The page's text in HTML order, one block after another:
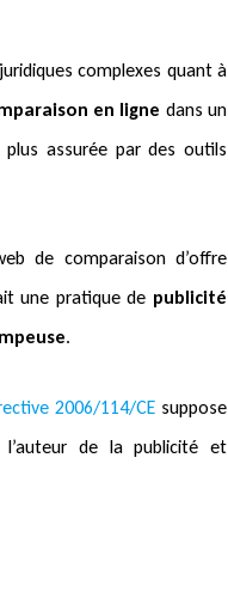
complexes quant à
en ligne dans un
assurée par des outils
de comparaison d’offre
une pratique de publicité
.
2006/114/CEsuppose
l’auteur de la publicité et